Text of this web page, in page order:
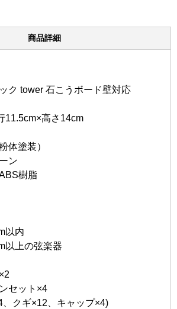
商品詳細
ク tower 石こうボード壁対応
11.5cm×高さ14cm
体塗装）
ン
樹脂
以内
以上の弦楽器
セット×4
クギ×12、キャップ×4)